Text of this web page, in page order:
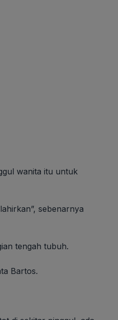
wanita itu untuk
sebenarnya
tengah tubuh.
Bartos.